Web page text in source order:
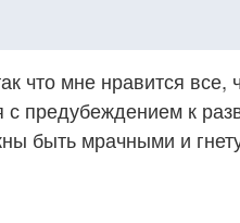
что мне нравится все,
с предубеждением к
быть мрачными и